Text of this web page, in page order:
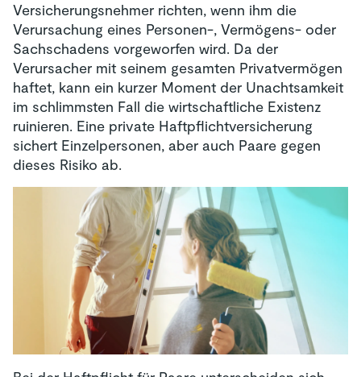
Versicherungsnehmer richten, wenn ihm die
Verursachung eines Personen-, Vermögens- oder
Sachschadens vorgeworfen wird. Da der
Verursacher mit seinem gesamten Privatvermögen
haftet, kann ein kurzer Moment der Unachtsamkeit
im schlimmsten Fall die wirtschaftliche Existenz
ruinieren. Eine private Haftpflichtversicherung
sichert Einzelpersonen, aber auch Paare gegen
dieses Risiko ab.